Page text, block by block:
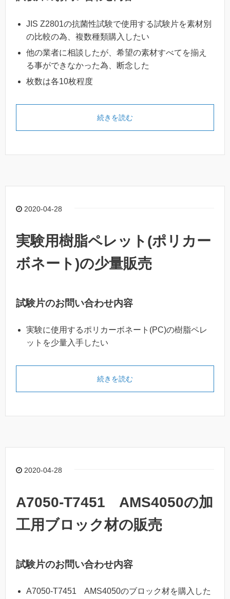
JIS Z2801の抗菌性試験で使用する試験片を素材別
の比較の為、複数種類購入したい
他の業者に相談したが、希望の素材すべてを揃え
る事ができなかった為、断念した
枚数は各10枚程度
続きを読む
2020-04-28
実験用樹脂ペレット(ポリカー
ボネート)の少量販売
試験片のお問い合わせ内容
実験に使用するポリカーボネート(PC)の樹脂ペレ
ットを少量入手したい
続きを読む
2020-04-28
A7050-T7451 AMS4050の加
工用ブロック材の販売
試験片のお問い合わせ内容
A7050-T7451 AMS4050のブロック材を購入した